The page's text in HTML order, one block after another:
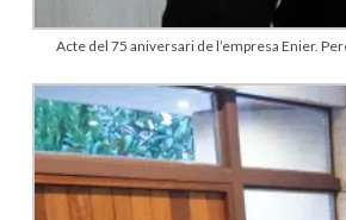
Acte del 75 aniversari de l’empresa Enier.